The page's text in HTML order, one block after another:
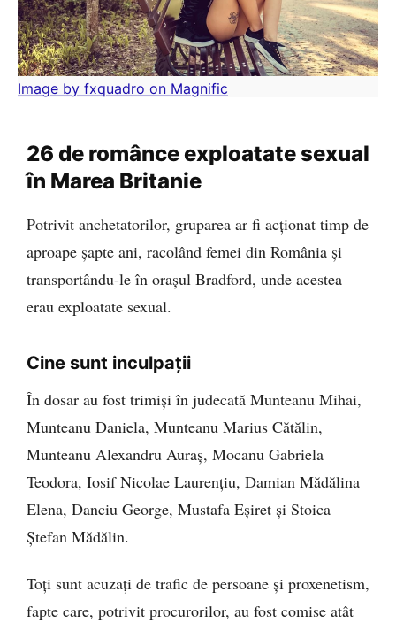
Image by fxquadro on Magnific
26 de românce exploatate sexual
în Marea Britanie
Potrivit anchetatorilor, gruparea ar fi acționat timp de
aproape șapte ani, racolând femei din România și
transportându-le în orașul Bradford, unde acestea
erau exploatate sexual.
Cine sunt inculpații
În dosar au fost trimiși în judecată Munteanu Mihai,
Munteanu Daniela, Munteanu Marius Cătălin,
Munteanu Alexandru Auraș, Mocanu Gabriela
Teodora, Iosif Nicolae Laurențiu, Damian Mădălina
Elena, Danciu George, Mustafa Eșiret și Stoica
Ștefan Mădălin.
Toți sunt acuzați de trafic de persoane și proxenetism,
fapte care, potrivit procurorilor, au fost comise atât